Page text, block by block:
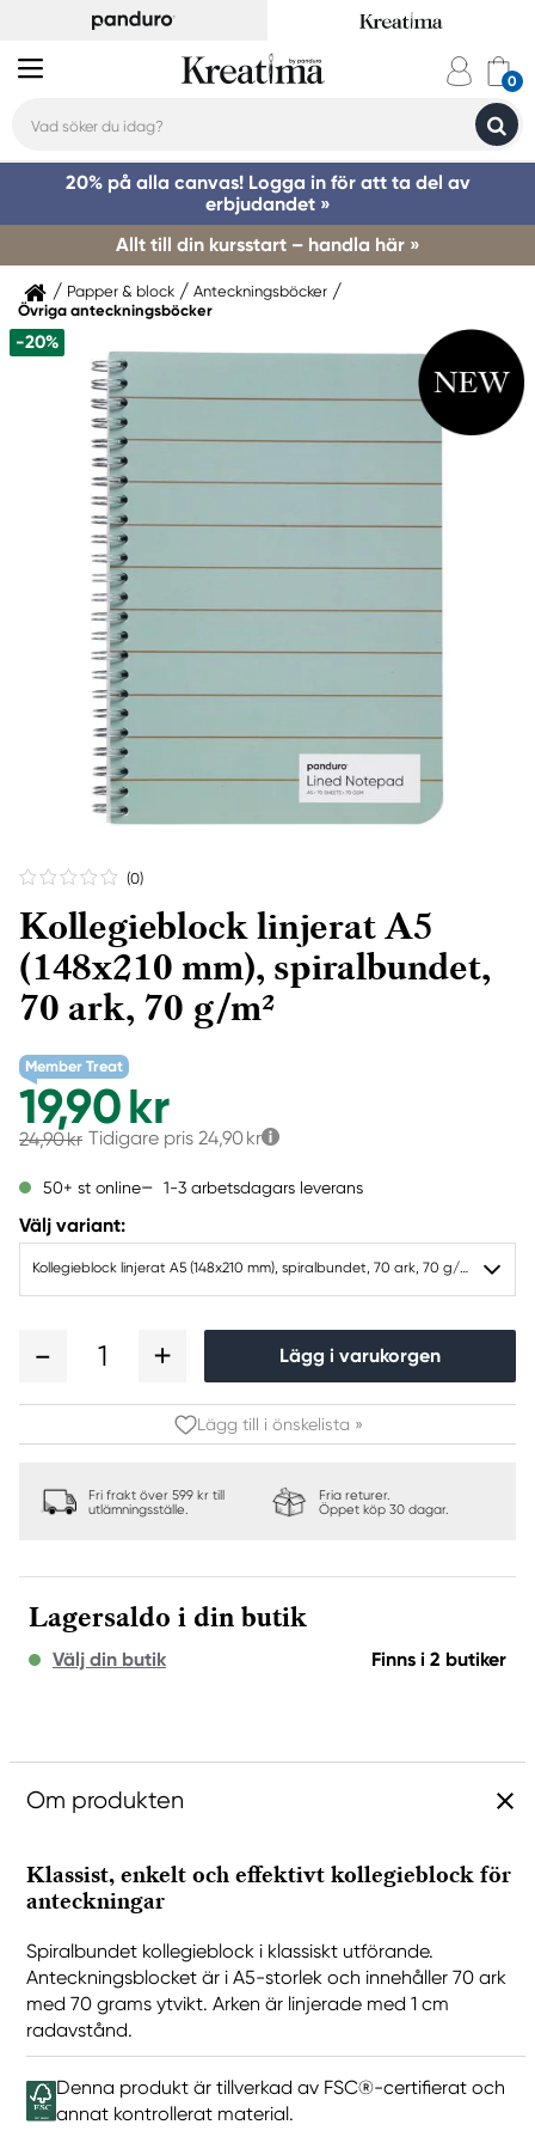
20% på alla canvas! Logga in för att ta del av
erbjudandet »
Allt till din kursstart – handla här »
Papper & block
Anteckningsböcker
Övriga anteckningsböcker
-20%
(0)
Kollegieblock linjerat A5
(148x210 mm), spiralbundet,
70 ark, 70 g/m²
Member Treat
19,90 kr
24,90 kr Tidigare pris 24,90 kr
50+ st online 1-3 arbetsdagars leverans
Välj variant:
Kollegieblock linjerat A5 (148x210 mm), spiralbundet, 70 ark, 70 g/m²
1 Lägg i varukorgen
Lägg till i önskelista »
Fri frakt över 599 kr till
utlämningsställe.
Fria returer.
Öppet köp 30 dagar.
Lagersaldo i din butik
Välj din butik Finns i 2 butiker
Om produkten
Klassist, enkelt och effektivt kollegieblock för
anteckningar
Spiralbundet kollegieblock i klassiskt utförande.
Anteckningsblocket är i A5-storlek och innehåller 70 ark
med 70 grams ytvikt. Arken är linjerade med 1 cm
radavstånd.
Denna produkt är tillverkad av FSC®-certifierat och
annat kontrollerat material.